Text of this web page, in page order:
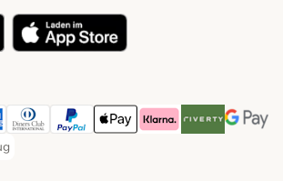
Method
Express Payment Method
Diners Club Payment Method
PayPal Payment Method
Apple Pay Payment Method
Klarna Payment Method
Riverty Payment
Google
Payment Method